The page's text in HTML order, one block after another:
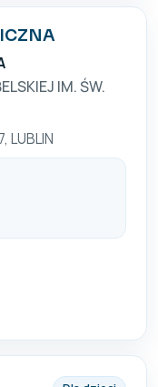
IM. ŚW.
LUBLIN